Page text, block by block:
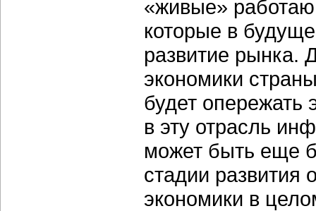
«живые»
которые в
развитие рынка.
экономики
будет опережать
в эту отрасль
может быть еще
стадии развития
экономики в